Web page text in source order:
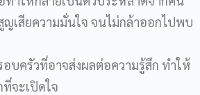
ญเสียความมั่นใจ จนไม่กล้าออกไปพบ
บครัวที่อาจส่งผลต่อความรู้สึก ทำให้
ที่จะเปิดใจ